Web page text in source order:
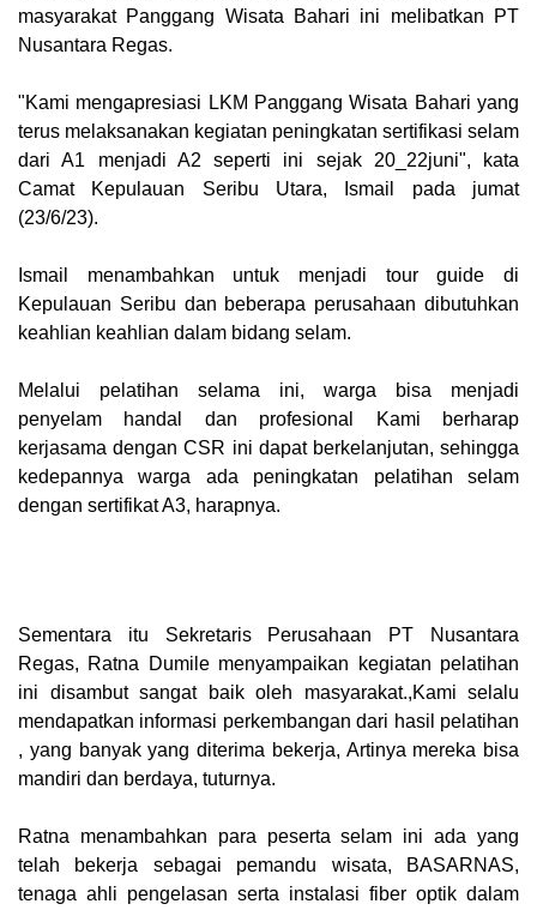
masyarakat Panggang Wisata Bahari ini melibatkan PT
Nusantara Regas.
"Kami mengapresiasi LKM Panggang Wisata Bahari yang
terus melaksanakan kegiatan peningkatan sertifikasi selam
dari A1 menjadi A2 seperti ini sejak 20_22juni", kata
Camat Kepulauan Seribu Utara, Ismail pada jumat
(23/6/23).
Ismail menambahkan untuk menjadi tour guide di
Kepulauan Seribu dan beberapa perusahaan dibutuhkan
keahlian keahlian dalam bidang selam.
Melalui pelatihan selama ini, warga bisa menjadi
penyelam handal dan profesional Kami berharap
kerjasama dengan CSR ini dapat berkelanjutan, sehingga
kedepannya warga ada peningkatan pelatihan selam
dengan sertifikat A3, harapnya.
Sementara itu Sekretaris Perusahaan PT Nusantara
Regas, Ratna Dumile menyampaikan kegiatan pelatihan
ini disambut sangat baik oleh masyarakat.,Kami selalu
mendapatkan informasi perkembangan dari hasil pelatihan
, yang banyak yang diterima bekerja, Artinya mereka bisa
mandiri dan berdaya, tuturnya.
Ratna menambahkan para peserta selam ini ada yang
telah bekerja sebagai pemandu wisata, BASARNAS,
tenaga ahli pengelasan serta instalasi fiber optik dalam